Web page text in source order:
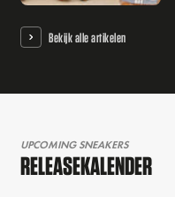
Bekijk alle artikelen
UPCOMING SNEAKERS
RELEASEKALENDER